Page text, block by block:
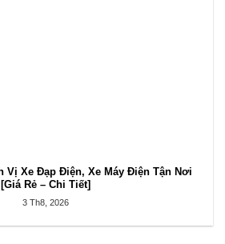
Vị Xe Đạp Điện, Xe Máy Điện Tận Nơi
[Giá Rẻ – Chi Tiết]
3 Th8, 2026